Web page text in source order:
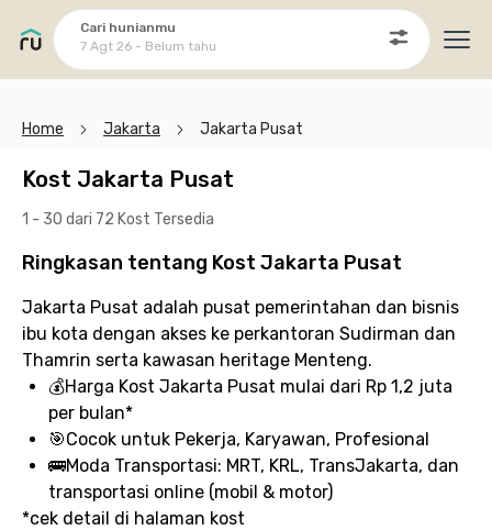
Cari hunianmu
7 Agt 26 - Belum tahu
Home Jakarta Jakarta Pusat
Kost Jakarta Pusat
1 - 30 dari 72 Kost Tersedia
Ringkasan tentang Kost Jakarta Pusat
Jakarta Pusat adalah pusat pemerintahan dan bisnis
ibu kota dengan akses ke perkantoran Sudirman dan
Thamrin serta kawasan heritage Menteng.
💰Harga Kost Jakarta Pusat mulai dari Rp 1,2 juta
per bulan*
🎯Cocok untuk Pekerja, Karyawan, Profesional
🚌Moda Transportasi: MRT, KRL, TransJakarta, dan
transportasi online (mobil & motor)
*cek detail di halaman kost